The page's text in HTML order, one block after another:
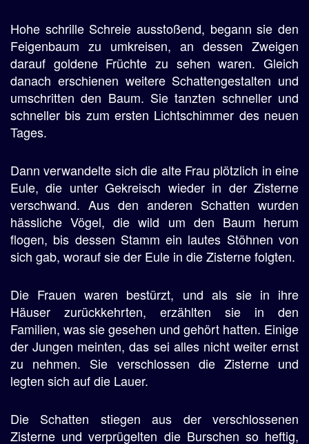
Hohe schrille Schreie ausstoßend, begann sie den
Feigenbaum zu umkreisen, an dessen Zweigen
darauf goldene Früchte zu sehen waren. Gleich
danach erschienen weitere Schattengestalten und
umschritten den Baum. Sie tanzten schneller und
schneller bis zum ersten Lichtschimmer des neuen
Tages.
Dann verwandelte sich die alte Frau plötzlich in eine
Eule, die unter Gekreisch wieder in der Zisterne
verschwand. Aus den anderen Schatten wurden
hässliche Vögel, die wild um den Baum herum
flogen, bis dessen Stamm ein lautes Stöhnen von
sich gab, worauf sie der Eule in die Zisterne folgten.
Die Frauen waren bestürzt, und als sie in ihre
Häuser zurückkehrten, erzählten sie in den
Familien, was sie gesehen und gehört hatten. Einige
der Jungen meinten, das sei alles nicht weiter ernst
zu nehmen. Sie verschlossen die Zisterne und
legten sich auf die Lauer.
Die Schatten stiegen aus der verschlossenen
Zisterne und verprügelten die Burschen so heftig,